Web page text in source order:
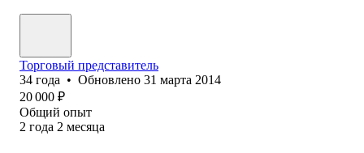
Торговый представитель
34 года • Обновлено 31 марта 2014
20 000 ₽
Общий опыт
2 года 2 месяца